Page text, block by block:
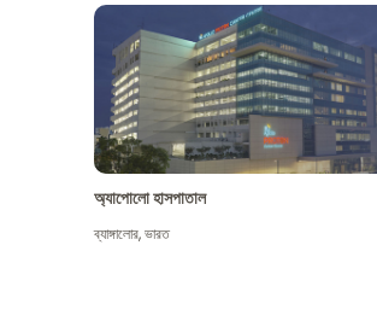
অ্যাপোলো হাসপাতাল
ব্যাঙ্গালোর,ভারত